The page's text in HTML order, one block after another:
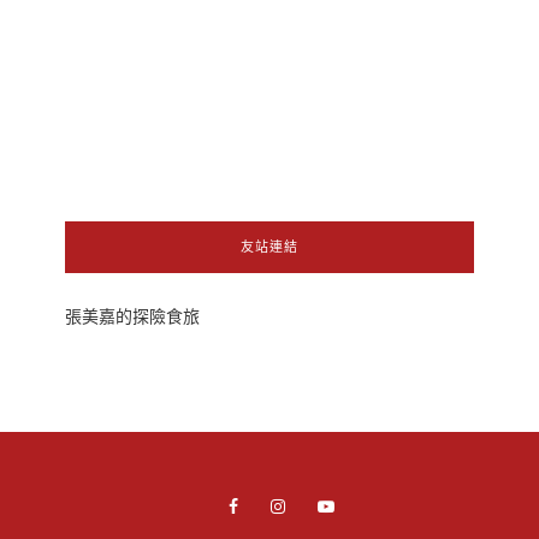
友站連結
張美嘉的探險食旅